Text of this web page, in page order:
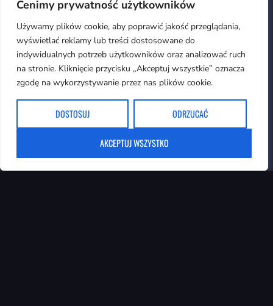
Cenimy prywatność użytkowników
Używamy plików cookie, aby poprawić jakość przeglądania,
wyświetlać reklamy lub treści dostosowane do
indywidualnych potrzeb użytkowników oraz analizować ruch
na stronie. Kliknięcie przycisku „Akceptuj wszystkie” oznacza
zgodę na wykorzystywanie przez nas plików cookie.
DOSTOSUJ ODRZUCAĆ
AKCEPTUJ WSZYSTKO
Imię*
Email*